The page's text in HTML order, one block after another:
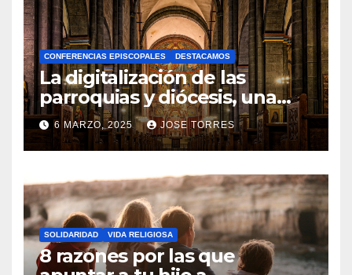
H
A
Y
C
O
M
N
T
A
R
CONFERENCIAS EPISCOPALES DESTACAMOS
La digitalización de las
parroquias y diócesis, una
realidad ya para el futuro de
la Iglesia
6 MARZO, 2025 JOSE TORRES
N
O
H
A
Y
SOLIDARIDAD VIDA RELIGIOSA
8 razones por las que